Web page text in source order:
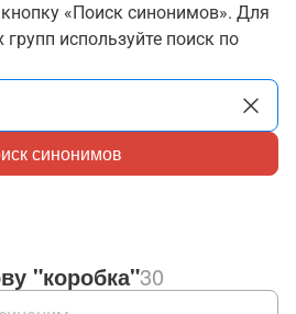
«Поиск синонимов». Для
используйте поиск по
синонимов
"коробка"30